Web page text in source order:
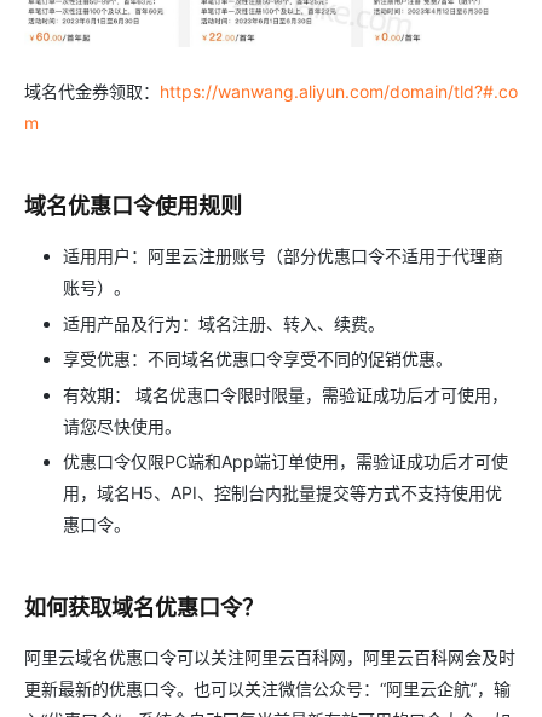
域名代金券领取： https://wanwang.aliyun.com/domain/tld?#.co
m
域名优惠口令使用规则
适用用户：阿里云注册账号（部分优惠口令不适用于代理商
账号）。
适用产品及行为：域名注册、转入、续费。
享受优惠：不同域名优惠口令享受不同的促销优惠。
有效期： 域名优惠口令限时限量，需验证成功后才可使用，
请您尽快使用。
优惠口令仅限PC端和App端订单使用，需验证成功后才可使
用，域名H5、API、控制台内批量提交等方式不支持使用优
惠口令。
如何获取域名优惠口令？
阿里云域名优惠口令可以关注阿里云百科网，阿里云百科网会及时
更新最新的优惠口令。也可以关注微信公众号：“阿里云企航”，输